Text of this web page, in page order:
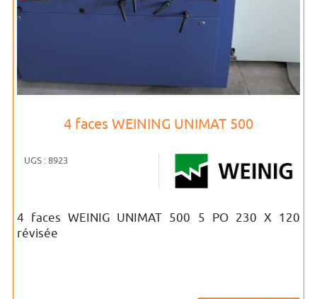
4 faces WEINING UNIMAT 500
UGS : 8923
4 faces WEINIG UNIMAT 500 5 PO 230 X 120
révisée